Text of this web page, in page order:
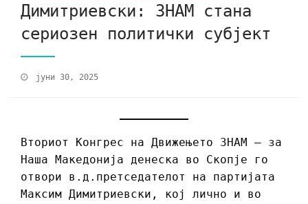
Димитриевски: ЗНАМ стана
сериозен политички субјект
јуни 30, 2025
Вториот Конгрес на Движењето ЗНАМ – за
Наша Македонија денеска во Скопје го
отвори в.д.претседателот на партијата
Максим Димитриевски, кој лично и во